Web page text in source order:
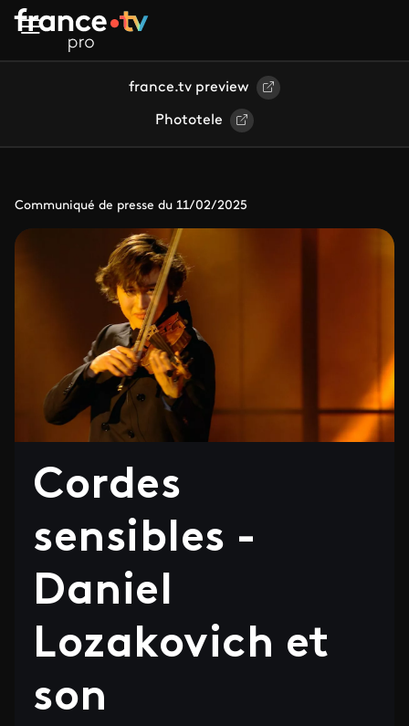
Aller au contenu principal
france.tv preview
Phototele
Communiqué de presse du 11/02/2025
Cordes
sensibles -
Daniel
Lozakovich et
son